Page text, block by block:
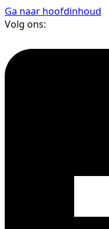
Ga naar hoofdinhoud
Volg ons: